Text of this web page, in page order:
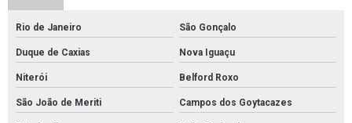
Rio de Janeiro São Gonçalo
Duque de Caxias Nova Iguaçu
Niterói Belford Roxo
São João de Meriti Campos dos Goytacazes